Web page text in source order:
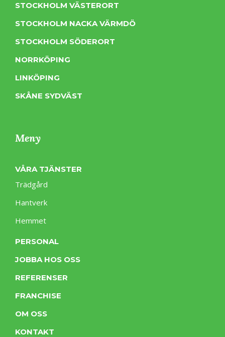
STOCKHOLM VÄSTERORT
STOCKHOLM NACKA VÄRMDÖ
STOCKHOLM SÖDERORT
NORRKÖPING
LINKÖPING
SKÅNE SYDVÄST
Meny
VÅRA TJÄNSTER
Trädgård
Hantverk
Hemmet
PERSONAL
JOBBA HOS OSS
REFERENSER
FRANCHISE
OM OSS
KONTAKT